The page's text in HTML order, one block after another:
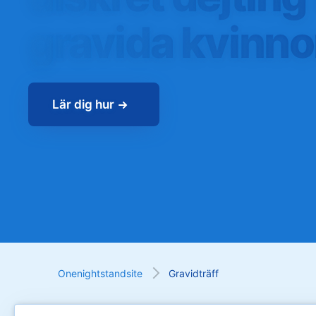
gravida
Lär dig hur
Onenightstandsite Gravidträff